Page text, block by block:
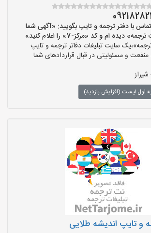
با دفتر ترجمه و تایپ بگویید: «آگهی شما
دیده ام و کد «مرکز-7» را اعلام کنید»
سایت تبلیغات دفاتر ترجمه و تایپ
و مسئولیتی در قبال قراردادهای شما
اول لیست (افزایش بازدید)
و تایپ اندیشه طلایی